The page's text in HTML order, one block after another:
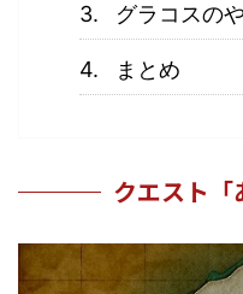
グラコスの
まとめ
クエスト「